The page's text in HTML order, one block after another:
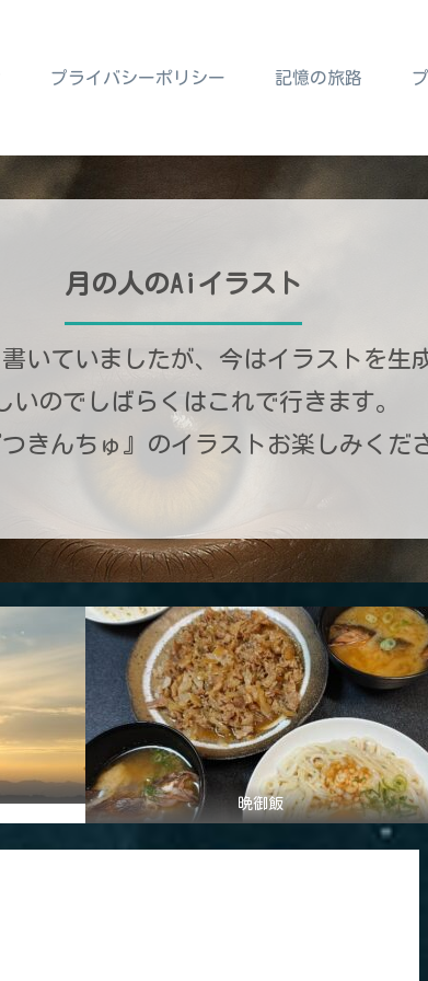
プライバシーポリシー 記憶の旅路
月の人のAiイラスト
いていましたが、今はイラストを生
いのでしばらくはこれで行きます。
きんちゅ』のイラストお楽しみくだ
晩御飯